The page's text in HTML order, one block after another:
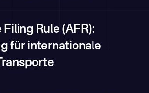
Rule (AFR):
für internationale